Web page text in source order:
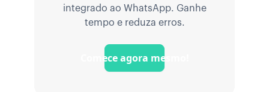
integrado ao WhatsApp. Ganhe
tempo e reduza erros.
Comece agora mesmo!